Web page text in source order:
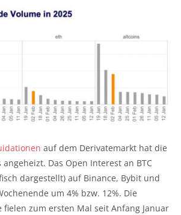
auf dem Derivatemarkt hat die
Das Open Interest an BTC
dargestellt) auf Binance, Bybit und
um 4% bzw. 12%. Die
fielen zum ersten Mal seit Anfang Januar